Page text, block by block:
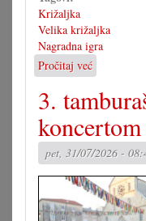
Križaljka
Velika križaljka
Nagradna igra
Pročitaj već
Rješenje
velike
križaljke
za
misec
juli
3.
pet, 31/07/2026 -